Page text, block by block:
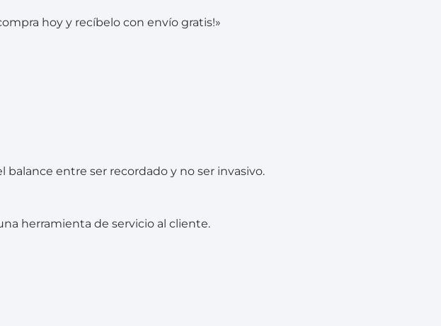
hoy y recíbelo con envío gratis!»
entre ser recordado y no ser invasivo.
herramienta de servicio al cliente.